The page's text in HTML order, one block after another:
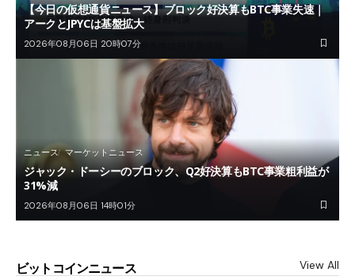
【今日の仮想通貨ニュース】ブロック好決算もBTC事業失速｜
アークとJPYCは基盤拡大
2026年08月06日 20時07分
ニュース マーケットニュース
ジャック・ドーシーのブロック、Q2好決算もBTC事業粗利益が
31%減
2026年08月06日 14時01分
ビットコインニュース View All